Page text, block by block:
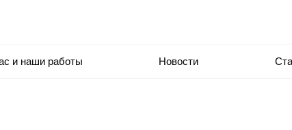
и наши работы Новости